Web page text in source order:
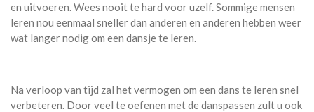
en uitvoeren. Wees nooit te hard voor uzelf. Sommige mensen
leren nou eenmaal sneller dan anderen en anderen hebben weer
wat langer nodig om een dansje te leren.
Na verloop van tijd zal het vermogen om een dans te leren snel
verbeteren. Door veel te oefenen met de danspassen zult u ook